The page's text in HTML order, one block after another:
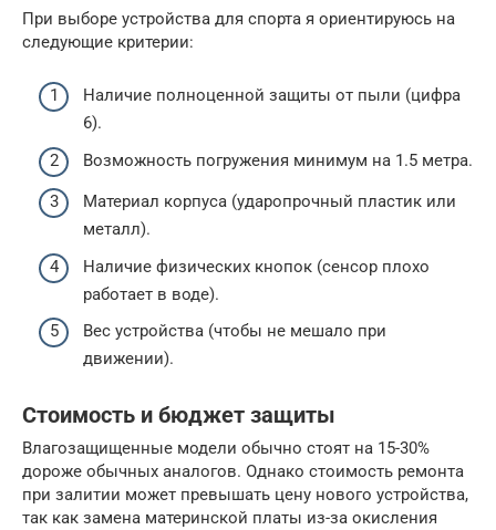
При выборе устройства для спорта я ориентируюсь на
следующие критерии:
Наличие полноценной защиты от пыли (цифра
6).
Возможность погружения минимум на 1.5 метра.
Материал корпуса (ударопрочный пластик или
металл).
Наличие физических кнопок (сенсор плохо
работает в воде).
Вес устройства (чтобы не мешало при
движении).
Стоимость и бюджет защиты
Влагозащищенные модели обычно стоят на 15-30%
дороже обычных аналогов. Однако стоимость ремонта
при залитии может превышать цену нового устройства,
так как замена материнской платы из-за окисления